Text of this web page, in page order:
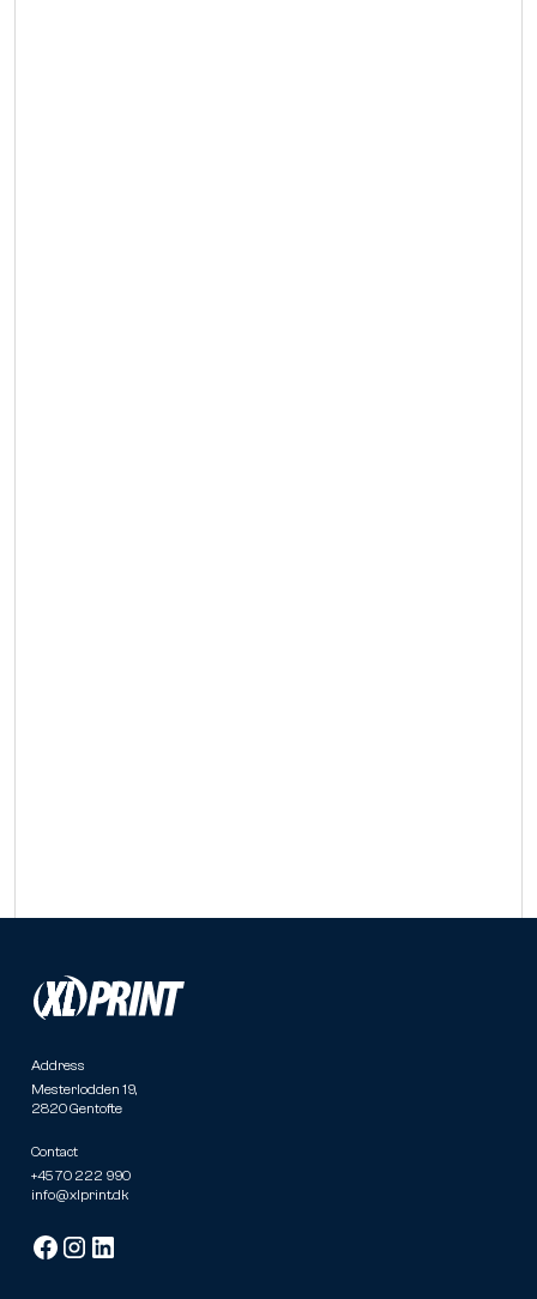
Address
Mesterlodden 19,
2820 Gentofte
Contact
+45 70 222 990
info@xlprint.dk